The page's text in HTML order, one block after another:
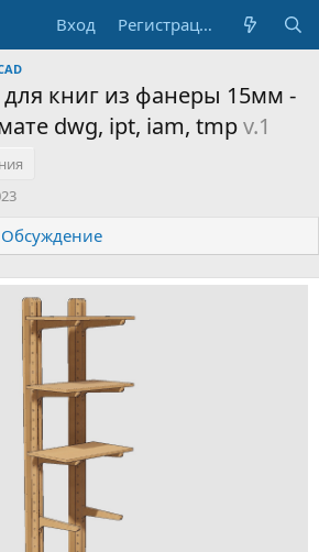
Вход Регистрация
книг из фанеры 15мм -
dwg, ipt, iam, tmpv.1
Обсуждение